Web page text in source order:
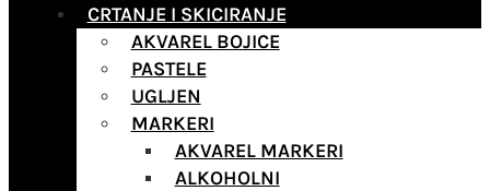
CRTANJE I SKICIRANJE
AKVAREL BOJICE
PASTELE
UGLJEN
MARKERI
AKVAREL MARKERI
ALKOHOLNI